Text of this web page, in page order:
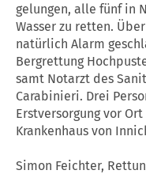
gelungen, alle fünf in
Wasser zu retten.
natürlich Alarm
Bergrettung
samt Notarzt des
Carabinieri. Drei
Erstversorgung vor
Krankenhaus von
Simon Feichter,